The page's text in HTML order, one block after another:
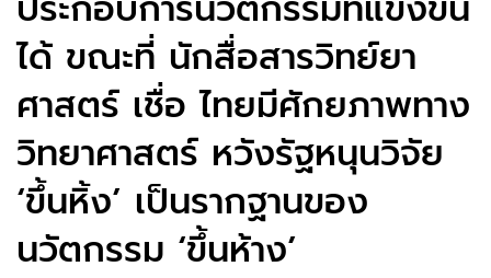
ได้ ขณะที่ นักสื่อสารวิทย์ยา
ศาสตร์ เชื่อ ไทยมีศักยภาพทาง
วิทยาศาสตร์ หวังรัฐหนุนวิจัย
‘ขึ้นหิ้ง’ เป็นรากฐานของ
นวัตกรรม ‘ขึ้นห้าง’